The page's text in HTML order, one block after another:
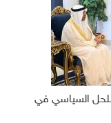
للحل السياسي في